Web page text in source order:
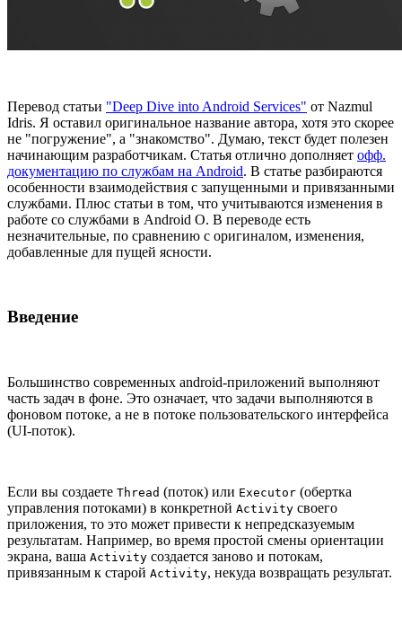
Перевод статьи "Deep Dive into Android Services" от Nazmul
Idris. Я оставил оригинальное название автора, хотя это скорее
не "погружение", а "знакомство". Думаю, текст будет полезен
начинающим разработчикам. Статья отлично дополняет офф.
документацию по службам на Android. В статье разбираются
особенности взаимодействия с запущенными и привязанными
службами. Плюс статьи в том, что учитываются изменения в
работе со службами в Android O. В переводе есть
незначительные, по сравнению с оригиналом, изменения,
добавленные для пущей ясности.
Введение
Большинство современных android-приложений выполняют
часть задач в фоне. Это означает, что задачи выполняются в
фоновом потоке, а не в потоке пользовательского интерфейса
(UI-поток).
Если вы создаете Thread (поток) или Executor (обертка
управления потоками) в конкретной Activity своего
приложения, то это может привести к непредсказуемым
результатам. Например, во время простой смены ориентации
экрана, ваша Activity создается заново и потокам,
привязанным к старой Activity, некуда возвращать результат.